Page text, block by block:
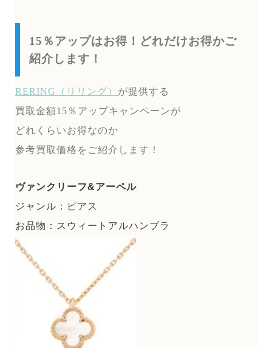
15％アップはお得！どれだけお得かご
紹介します！
RERING（リリング） が提供する
買取金額15％アップキャンペーンが
どれくらいお得なのか
参考買取価格をご紹介します！
ヴァンクリーフ&アーペル
ジャンル：ピアス
お品物：スウィートアルハンブラ